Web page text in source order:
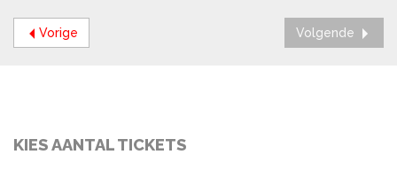
Vorige Volgende
KIES AANTAL TICKETS